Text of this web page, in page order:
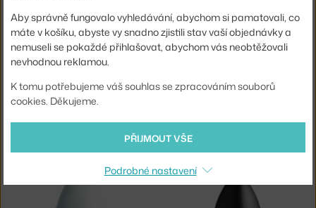
STOJACÍ LAMPA BESTLITE BL3S, WHITE
GUBI
3 - 5 týdnů,25 974 Kč
IKONA
Aby správně fungovalo vyhledávání, abychom si pamatovali, co
máte v košíku, abyste vy snadno zjistili stav vaší objednávky a
nemuseli se pokaždé přihlašovat, abychom vás neobtěžovali
nevhodnou reklamou.
K tomu potřebujeme váš souhlas se zpracováním souborů
cookies. Děkujeme.
PŘIJMOUT VŠE
Podrobné nastavení